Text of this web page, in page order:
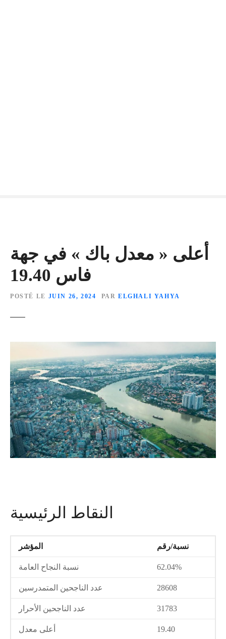
أعلى « معدل باك » في جهة
فاس 19.40
POSTÉ LE JUIN 26, 2024 PAR ELGHALI YAHYA
النقاط الرئيسية
المؤشر نسبة/رقم
نسبة النجاح العامة 62.04%
عدد الناجحين المتمدرسين 28608
عدد الناجحين الأحرار 31783
أعلى معدل 19.40